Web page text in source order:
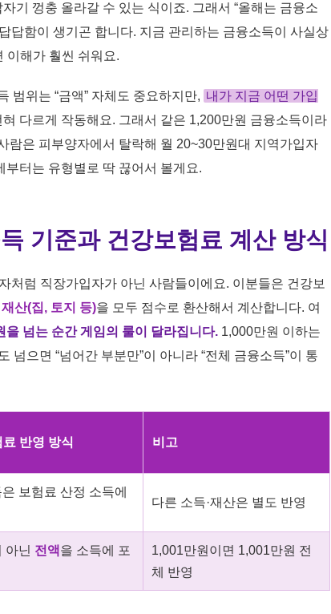
기 껑충 올라갈 수 있는 식이죠. 그래서 “올해는 금융소
답함이 생기곤 합니다. 지금 관리하는 금융소득이 사실상
이해가 훨씬 쉬워요.
범위는 “금액” 자체도 중요하지만, 내가 지금 어떤 가입
혀 다르게 작동해요. 그래서 같은 1,200만원 금융소득이라
람은 피부양자에서 탈락해 월 20~30만원대 지역가입자
부터는 유형별로 딱 끊어서 볼게요.
기준과 건강보험료 계산 방식
처럼 직장가입자가 아닌 사람들이에요. 이분들은 건강보
재산(집, 토지 등)을 모두 점수로 환산해서 계산합니다. 여
을 넘는 순간 게임의 룰이 달라집니다. 1,000만원 이하는
으면 “넘어간 부분만”이 아니라 “전체 금융소득”이 통
반영 방식 비고
보험료 산정 소득에
다른 소득·재산은 별도 반영
아닌 전액을 소득에 포
1,001만원이면 1,001만원 전
체 반영